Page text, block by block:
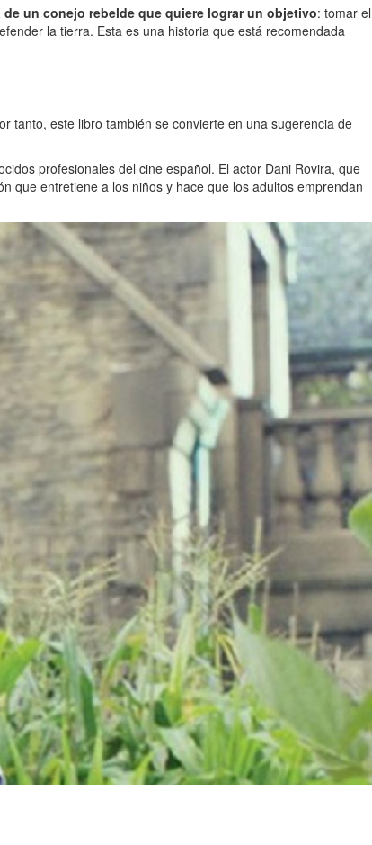
de un conejo rebelde que quiere lograr un objetivo: tomar el
la tierra. Esta es una historia que está recomendada
tanto, este libro también se convierte en una sugerencia de
profesionales del cine español. El actor Dani Rovira, que
que entretiene a los niños y hace que los adultos emprendan